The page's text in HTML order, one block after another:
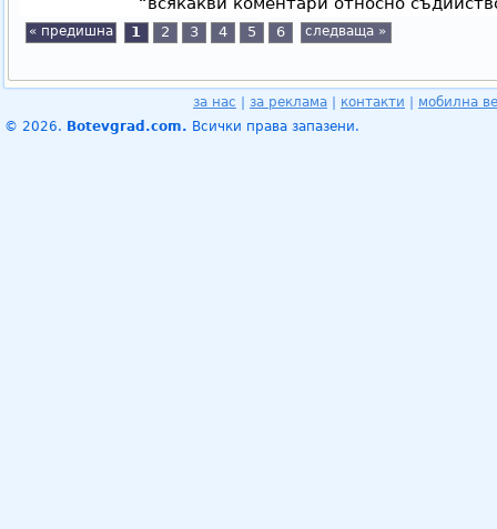
« предишна 1 2 3 4 5 6 следваща »
за нас за реклама контакти
мобилна
© 2026. Botevgrad.com. Всички права запазени.